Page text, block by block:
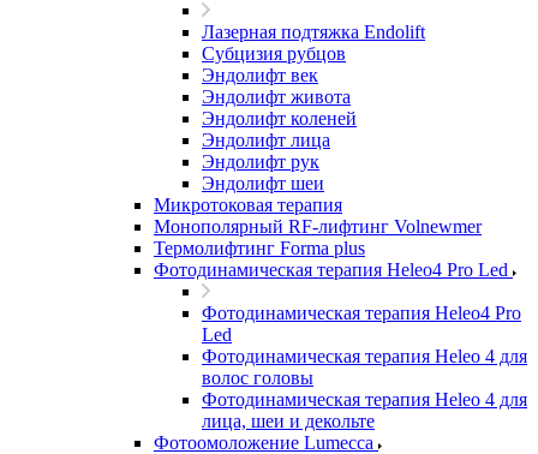
Лазерная подтяжка Endolift
Субцизия рубцов
Эндолифт век
Эндолифт живота
Эндолифт коленей
Эндолифт лица
Эндолифт рук
Эндолифт шеи
Микротоковая терапия
Монополярный RF-лифтинг Volnewmer
Термолифтинг Forma plus
Фотодинамическая терапия Heleo4 Pro Led
Фотодинамическая терапия Heleo4 Pro
Led
Фотодинамическая терапия Heleo 4 для
волос головы
Фотодинамическая терапия Heleo 4 для
лица, шеи и декольте
Фотоомоложение Lumecca